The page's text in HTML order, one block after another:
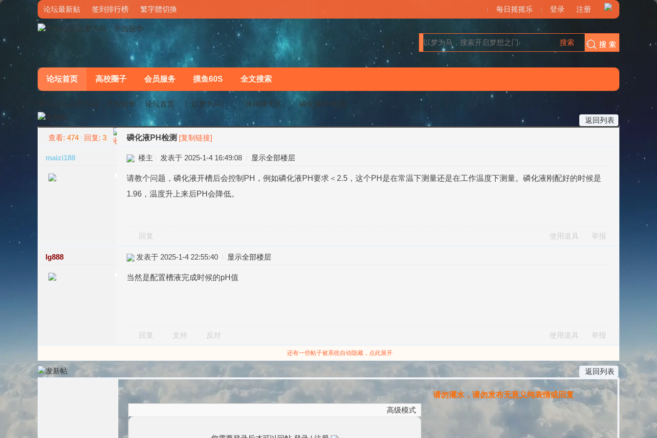
论坛最新贴 签到排行榜 繁字體切換 每日摇摇乐 登录 注册
搜索
论坛首页 高校圈子 会员服务 摸鱼60S 全文搜索
梦马论坛-以梦为马，不负韶华 论坛首页 〖以梦为马〗 『休闲聊天区』
磷化液PH检测
返回列表
查看: 474 回复: 3 磷化液PH检测 [复制链接]
maizi188 楼主 发表于 2025-1-4 16:49:08 显示全部楼层
请教个问题，磷化液开槽后会控制PH，例如磷化液PH要求＜2.5，这个PH是在常温下测量还是在工作温度下测量。磷化液刚配好的时候是
1.96，温度升上来后PH会降低。
回复 使用道具 举报
lg888 发表于 2025-1-4 22:55:40 显示全部楼层
当然是配置槽液完成时候的pH值
回复 支持 反对 使用道具 举报
还有一些帖子被系统自动隐藏，点此展开
返回列表
请勿灌水，请勿发布无意义纯表情或回复
高级模式